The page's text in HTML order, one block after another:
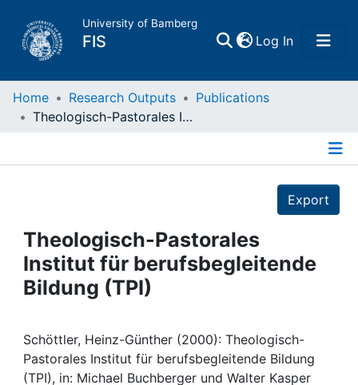
University of Bamberg
FIS Log In(current)
Home
Projects
People
Awards
Home Research Outputs
Publications
Theologisch-Pastorales Institut für berufsbegleitende Bildung (TPI)
Export
Theologisch-Pastorales
Institut für berufsbegleitende
Bildung (TPI)
Schöttler, Heinz-Günther (2000): Theologisch-
Pastorales Institut für berufsbegleitende Bildung
(TPI), in: Michael Buchberger und Walter Kasper